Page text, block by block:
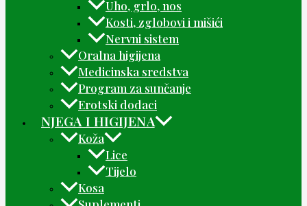
Uho, grlo, nos
Kosti, zglobovi i mišići
Nervni sistem
Oralna higijena
Medicinska sredstva
Program za sunčanje
Erotski dodaci
NJEGA I HIGIJENA
Koža
Lice
Tijelo
Kosa